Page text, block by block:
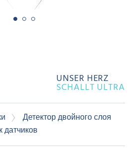
UNSER HERZ
SCHALLT ULTRA
Детектор двойного слоя
датчиков